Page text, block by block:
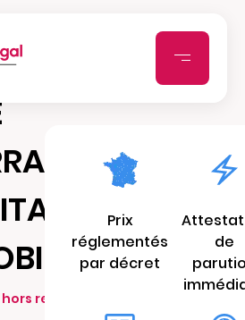
ressort (arrivée)
Prix
réglementés
par décret
de